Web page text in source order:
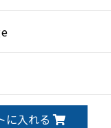
に入れる